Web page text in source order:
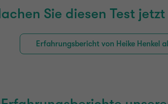
Sie diesen Test
Erfahrungsbericht von Heike Henkel